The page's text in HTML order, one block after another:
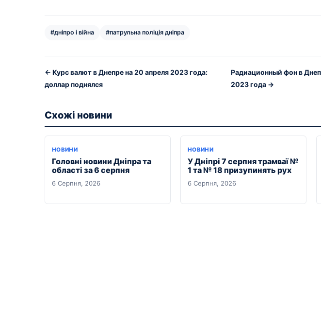
#дніпро і війна #патрульна поліція дніпра
← Курс валют в Днепре на 20 апреля 2023 года:
доллар поднялся
Радиационный фон в
2023 года →
Схожі новини
НОВИНИ
Головні новини Дніпра та
області за 6 серпня
6 Серпня, 2026
НОВИНИ
У Дніпрі 7 серпня трамваї №
1 та № 18 призупинять рух
6 Серпня, 2026